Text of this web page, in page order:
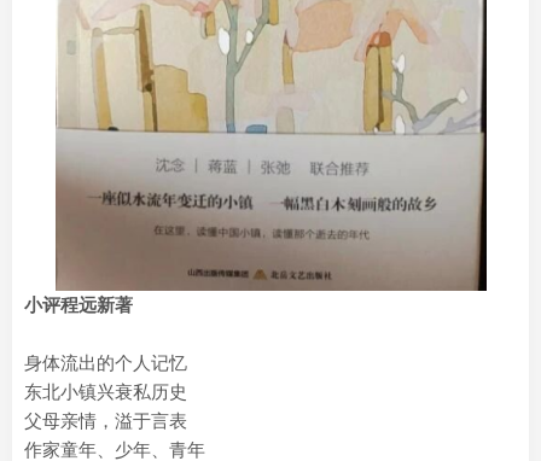
小评程远新著
身体流出的个人记忆
东北小镇兴衰私历史
父母亲情，溢于言表
作家童年、少年、青年